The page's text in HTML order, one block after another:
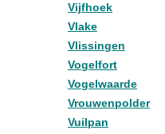
Vijfhoek
Vlake
Vlissingen
Vogelfort
Vogelwaarde
Vrouwenpolder
Vuilpan